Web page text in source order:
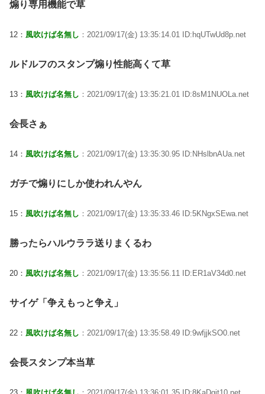
煽り専用機能で草
12： 風吹けば名無し ：2021/09/17(金) 13:35:14.01 ID:hqUTwUd8p.net
ルドルフのスタンプ煽り性能高くて草
13： 風吹けば名無し ：2021/09/17(金) 13:35:21.01 ID:8sM1NUOLa.net
会長さぁ
14： 風吹けば名無し ：2021/09/17(金) 13:35:30.95 ID:NHslbnAUa.net
ガチで煽りにしか使われんやん
15： 風吹けば名無し ：2021/09/17(金) 13:35:33.46 ID:5KNgxSEwa.net
勝ったらハルウララ送りまくるわ
20： 風吹けば名無し ：2021/09/17(金) 13:35:56.11 ID:ER1aV34d0.net
サイゲ「争えもっと争え」
22： 風吹けば名無し ：2021/09/17(金) 13:35:58.49 ID:9wfjjkSO0.net
会長スタンプ本当草